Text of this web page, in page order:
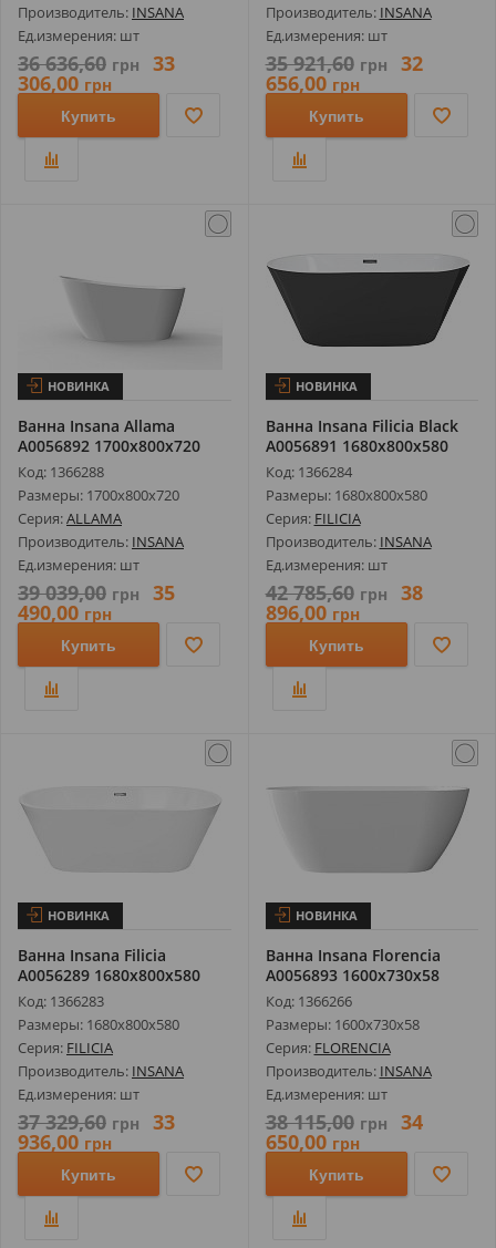
Производитель: INSANA
Ед.измерения: шт
36 636,60 грн 33
306,00 грн
Купить
Производитель: INSANA
Ед.измерения: шт
35 921,60 грн 32
656,00 грн
Купить
НОВИНКА
Ванна Insana Allama
А0056892 1700х800х720
Код: 1366288
Размеры: 1700х800х720
Серия:ALLAMA
Производитель: INSANA
Ед.измерения: шт
39 039,00 грн 35
490,00 грн
Купить
НОВИНКА
Ванна Insana Filicia Black
А0056891 1680х800х580
Код: 1366284
Размеры: 1680х800х580
Серия: FILICIA
Производитель: INSANA
Ед.измерения: шт
42 785,60 грн 38
896,00 грн
Купить
НОВИНКА
Ванна Insana Filicia
А0056289 1680х800х580
Код: 1366283
Размеры: 1680х800х580
Серия: FILICIA
Производитель: INSANA
Ед.измерения: шт
37 329,60 грн 33
936,00 грн
Купить
НОВИНКА
Ванна Insana Florencia
А0056893 1600х730х58
Код: 1366266
Размеры: 1600х730х58
Серия: FLORENCIA
Производитель: INSANA
Ед.измерения: шт
38 115,00 грн 34
650,00 грн
Купить